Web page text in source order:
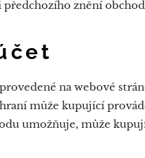
znění
na webové
může kupující
umožňuje, může